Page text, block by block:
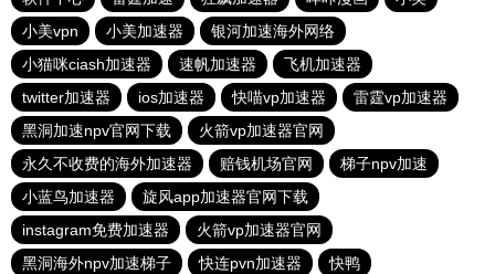
小美vpn
小美加速器
银河加速海外网络
小猫咪ciash加速器
速帆加速器
飞机加速器
twitter加速器
ios加速器 快喵vp加速器
雷霆vp加速器
黑洞加速npv官网下载
火箭vp加速器官网
永久不收费的海外加速器
赔钱机场官网
梯子npv加速
小蓝鸟加速器
旋风app加速器官网下载
instagram免费加速器
火箭vp加速器官网
黑洞海外npv加速梯子
快连pvn加速器 快鸭